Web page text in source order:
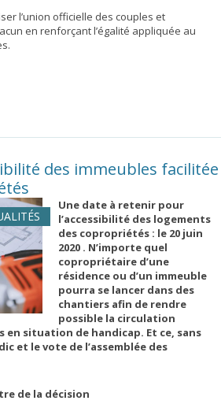
l’union officielle des couples et
en renforçant l’égalité appliquée au
des immeubles facilitée
Une date à retenir pour
l’accessibilité des logements
des copropriétés : le 20 juin
2020 . N’importe quel
copropriétaire d’une
résidence ou d’un immeuble
pourra se lancer dans des
chantiers afin de rendre
possible la circulation
en situation de handicap. Et ce, sans
et le vote de l’assemblée des
de la décision